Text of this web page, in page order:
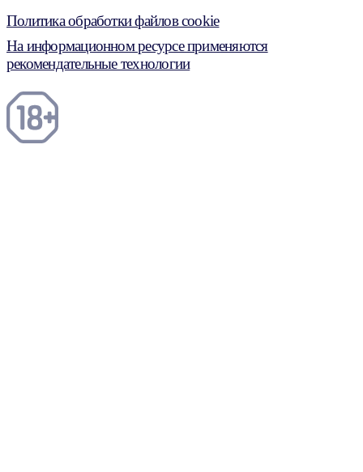
Политика обработки файлов cookie
На информационном ресурсе применяются
рекомендательные технологии